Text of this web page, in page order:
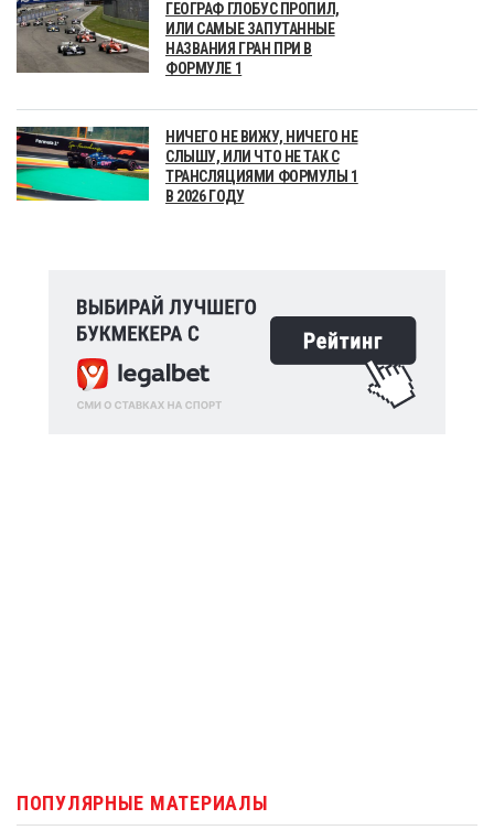
ГЕОГРАФ ГЛОБУС ПРОПИЛ,
ИЛИ САМЫЕ ЗАПУТАННЫЕ
НАЗВАНИЯ ГРАН ПРИ В
ФОРМУЛЕ 1
НИЧЕГО НЕ ВИЖУ, НИЧЕГО НЕ
СЛЫШУ, ИЛИ ЧТО НЕ ТАК С
ТРАНСЛЯЦИЯМИ ФОРМУЛЫ 1
В 2026 ГОДУ
ПОПУЛЯРНЫЕ МАТЕРИАЛЫ